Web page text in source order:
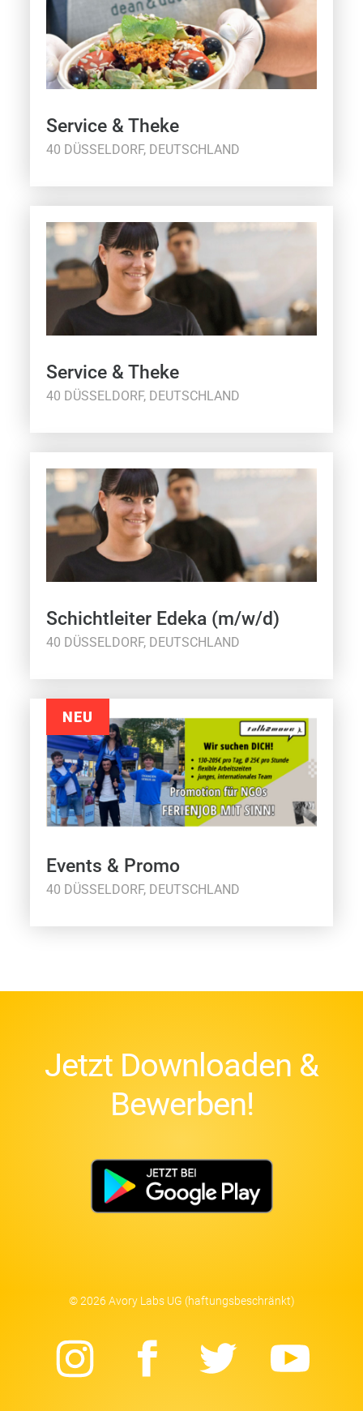
Service & Theke
40 DÜSSELDORF, DEUTSCHLAND
Service & Theke
40 DÜSSELDORF, DEUTSCHLAND
Schichtleiter Edeka (m/w/d)
40 DÜSSELDORF, DEUTSCHLAND
NEU
Events & Promo
40 DÜSSELDORF, DEUTSCHLAND
Jetzt Downloaden &
Bewerben!
© 2026 Avory Labs UG (haftungsbeschränkt)
Instagram
Facebook
Twitter